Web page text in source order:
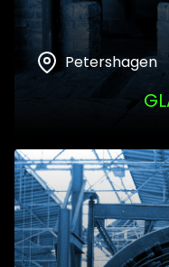
Petershagen